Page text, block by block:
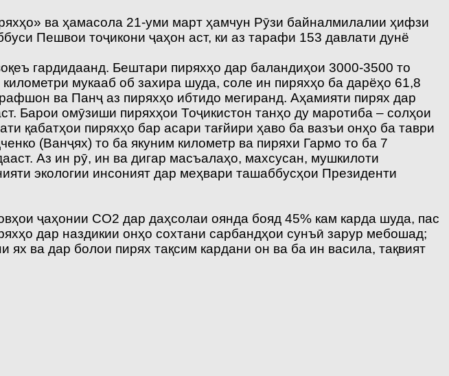
ва ҳамасола 21-уми март ҳамчун Рӯзи байналмилалии ҳифзи
Пешвои тоҷикони ҷаҳон аст, ки аз тарафи 153 давлати дунё
гардидаанд. Бештари пиряхҳо дар баландиҳои 3000-3500 то
мукааб об захира шуда, соле ин пиряхҳо ба дарёҳо 61,8
ва Панҷ аз пиряхҳо ибтидо мегиранд. Аҳамияти пирях дар
Барои омӯзиши пиряхҳои Тоҷикистон танҳо ду маротиба – солҳои
қабатҳои пиряхҳо бар асари тағйири ҳаво ба вазъи онҳо ба таври
(Ванҷях) то ба якуним километр ва пиряхи Гармо то ба 7
Аз ин рӯ, ин ва дигар масъалаҳо, махсусан, мушкилоти
экологии инсоният дар меҳвари ташаббусҳои Президенти
ҷаҳонии CO2 дар даҳсолаи оянда бояд 45% кам карда шуда, пас
дар наздикии онҳо сохтани сарбандҳои сунъӣ зарур мебошад;
ва дар болои пирях тақсим кардани он ва ба ин васила, тақвият